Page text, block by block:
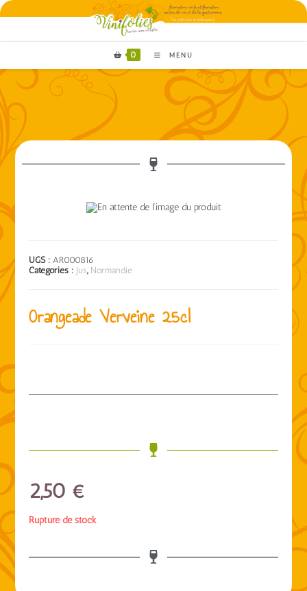
0 MENU
UGS :AR000816
Catégories : Jus, Normandie
Orangeade Verveine 25cl
2,50 €
Rupture de stock